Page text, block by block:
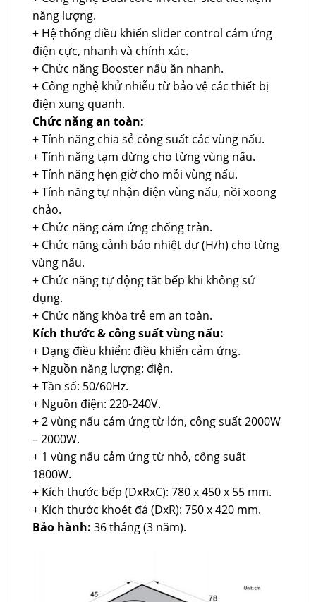
năng lượng.
+ Hệ thống điều khiển slider control cảm ứng
điện cực, nhanh và chính xác.
+ Chức năng Booster nấu ăn nhanh.
+ Công nghệ khử nhiễu từ bảo vệ các thiết bị
điện xung quanh.
Chức năng an toàn:
+ Tính năng chia sẻ công suất các vùng nấu.
+ Tính năng tạm dừng cho từng vùng nấu.
+ Tính năng hẹn giờ cho mỗi vùng nấu.
+ Tính năng tự nhận diện vùng nấu, nồi xoong
chảo.
+ Chức năng cảm ứng chống tràn.
+ Chức năng cảnh báo nhiệt dư (H/h) cho từng
vùng nấu.
+ Chức năng tự động tắt bếp khi không sử
dụng.
+ Chức năng khóa trẻ em an toàn.
Kích thước & công suất vùng nấu:
+ Dạng điều khiển: điều khiển cảm ứng.
+ Nguồn năng lượng: điện.
+ Tần số: 50/60Hz.
+ Nguồn điện: 220-240V.
+ 2 vùng nấu cảm ứng từ lớn, công suất 2000W
– 2000W.
+ 1 vùng nấu cảm ứng từ nhỏ, công suất
1800W.
+ Kích thước bếp (DxRxC): 780 x 450 x 55 mm.
+ Kích thước khoét đá (DxR): 750 x 420 mm.
Bảo hành: 36 tháng (3 năm).